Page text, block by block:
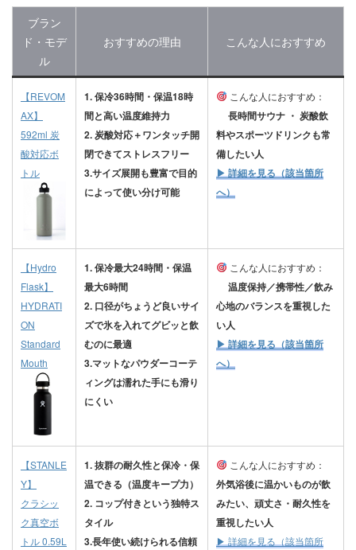
ブラン
ド・モデ
ル
おすすめの理由 こんな人におすすめ
【REVOM
AX】
592ml 炭
酸対応ボ
トル
1. 保冷36時間・保温18時
間と高い温度維持力
2. 炭酸対応＋ワンタッチ開
閉できてストレスフリー
3.サイズ展開も豊富で目的
によって使い分け可能
こんな人におすすめ：
長時間サウナ ・ 炭酸飲
料やスポーツドリンクも常
備したい人
▶︎ 詳細を見る（該当箇所
へ）
【Hydro
Flask】
HYDRATI
ON
Standard
Mouth
1. 保冷最大24時間・保温
最大6時間
2. 口径がちょうど良いサイ
ズで氷を入れてグビッと飲
むのに最適
3.マットなパウダーコーテ
ィングは濡れた手にも滑り
にくい
こんな人におすすめ：
温度保持／携帯性／飲み
心地のバランスを重視した
い人
▶︎ 詳細を見る（該当箇所
へ）
【STANLE
Y】
クラシッ
ク真空ボ
トル 0.59L
1. 抜群の耐久性と保冷・保
温できる（温度キープ力）
2. コップ付きという独特ス
タイル
3.長年使い続けられる信頼
こんな人におすすめ：
外気浴後に温かいものが飲
みたい、頑丈さ・耐久性を
重視したい人
▶︎ 詳細を見る（該当箇所